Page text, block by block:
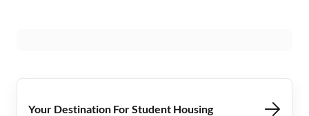
Your Destination For Student Housing